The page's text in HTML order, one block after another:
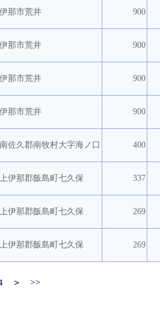
伊那市荒井 900
伊那市荒井 900
伊那市荒井 900
伊那市荒井 900
南佐久郡南牧村大字海ノ口 400
上伊那郡飯島町七久保 337
上伊那郡飯島町七久保 269
上伊那郡飯島町七久保 269
＞ >>